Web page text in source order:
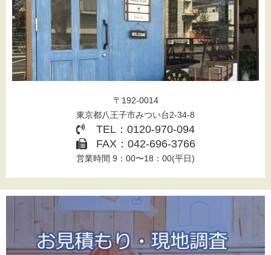
〒192-0014
東京都八王子市みつい台2-34-8
TEL：0120-970-094
FAX：042-696-3766
営業時間 9：00〜18：00(平日)